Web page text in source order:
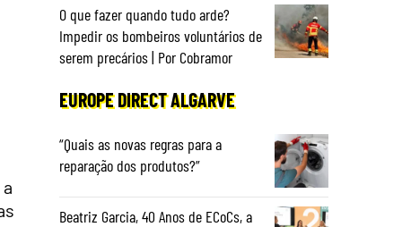
O que fazer quando tudo arde?
Impedir os bombeiros voluntários de
serem precários | Por Cobramor
EUROPE DIRECT ALGARVE
“Quais as novas regras para a
reparação dos produtos?”
Beatriz Garcia, 40 Anos de ECoCs, a